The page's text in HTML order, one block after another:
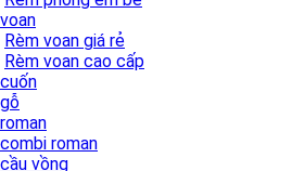
Rèm voan giá rẻ
Rèm voan cao cấp
roman
vồng